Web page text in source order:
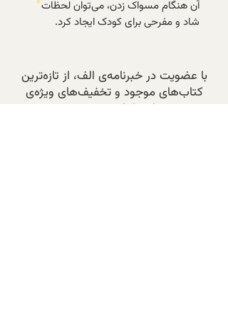
آن هنگام مسواک زدن، می‌توان لحظات
شاد و مفرحی برای کودک ایجاد کرد.
با عضویت در خبرنامه‌ی الف، از تازه‌ترین
کتاب‌های موجود و تخفیف‌های ویژه‌ی
اعضا باخبر شوید.